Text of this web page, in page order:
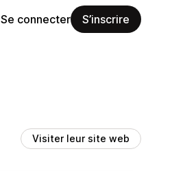
Se connecter S’inscrire
Visiter leur site web